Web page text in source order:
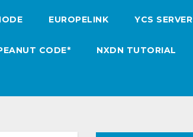
EUROPELINK YCS SERVER
CODE* NXDN TUTORIAL